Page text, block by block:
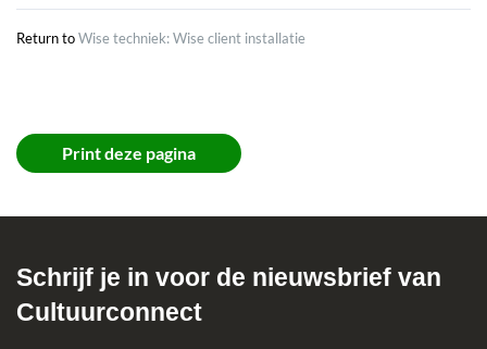
betaalsituatie aan de balie?
Return toWise techniek: Wise client installatie
Print deze pagina
Schrijf je in voor de nieuwsbrief van
Cultuurconnect